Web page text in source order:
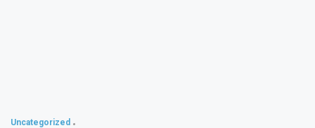
Uncategorized